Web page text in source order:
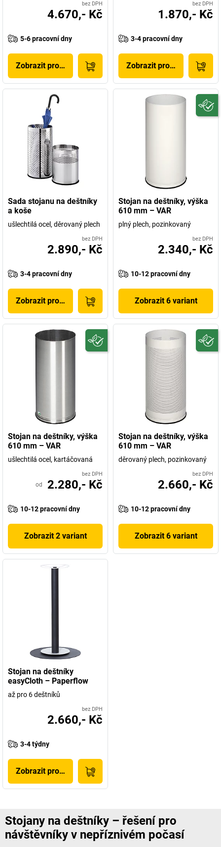
bez DPH
4.670,- Kč
5-6 pracovní dny
Zobrazit produkt
bez DPH
1.870,- Kč
3-4 pracovní dny
Zobrazit produkt
Sada stojanu na deštníky
a koše
ušlechtilá ocel, děrovaný plech
bez DPH
2.890,- Kč
3-4 pracovní dny
Zobrazit produkt
Stojan na deštníky, výška
610 mm – VAR
plný plech, pozinkovaný
bez DPH
2.340,- Kč
10-12 pracovní dny
Zobrazit 6 variant
Stojan na deštníky, výška
610 mm – VAR
ušlechtilá ocel, kartáčovaná
bez DPH
od 2.280,- Kč
10-12 pracovní dny
Zobrazit 2 variant
Stojan na deštníky, výška
610 mm – VAR
děrovaný plech, pozinkovaný
bez DPH
2.660,- Kč
10-12 pracovní dny
Zobrazit 6 variant
Stojan na deštníky
easyCloth – Paperflow
až pro 6 deštníků
bez DPH
2.660,- Kč
3-4 týdny
Zobrazit produkt
Stojany na deštníky – řešení pro
návštěvníky v nepříznivém počasí